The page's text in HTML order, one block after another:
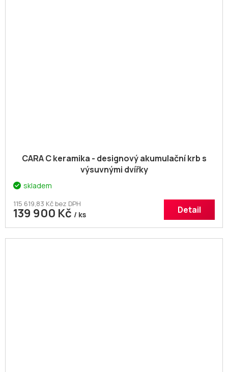
CARA C keramika - designový akumulační krb s
výsuvnými dvířky
skladem
115 619,83 Kč bez DPH
139 900 Kč / ks Detail